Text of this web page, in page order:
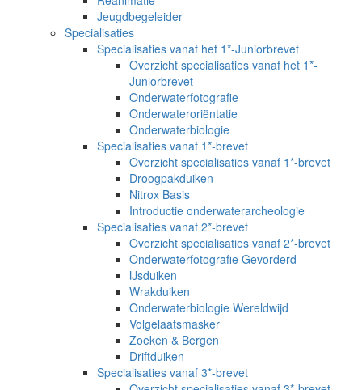
Jeugdbegeleider
Specialisaties
Specialisaties vanaf het 1*-Juniorbrevet
Overzicht specialisaties vanaf het 1*-
Juniorbrevet
Onderwaterfotografie
Onderwateroriëntatie
Onderwaterbiologie
Specialisaties vanaf 1*-brevet
Overzicht specialisaties vanaf 1*-brevet
Droogpakduiken
Nitrox Basis
Introductie onderwaterarcheologie
Specialisaties vanaf 2*-brevet
Overzicht specialisaties vanaf 2*-brevet
Onderwaterfotografie Gevorderd
IJsduiken
Wrakduiken
Onderwaterbiologie Wereldwijd
Volgelaatsmasker
Zoeken & Bergen
Driftduiken
Specialisaties vanaf 3*-brevet